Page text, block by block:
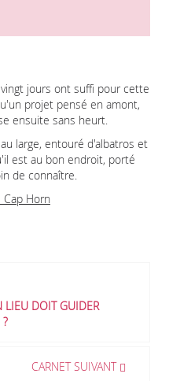
jours ont suffi pour cette
projet pensé en amont,
ensuite sans heurt.
large, entouré d'albatros et
est au bon endroit, porté
de connaître.
Cap Horn
LIEU DOIT GUIDER
CARNET SUIVANT